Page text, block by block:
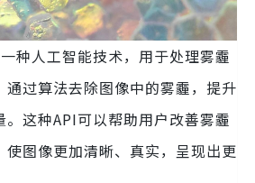
种人工智能技术，用于处理雾霾
通过算法去除图像中的雾霾，提升
。这种API可以帮助用户改善雾霾
使图像更加清晰、真实，呈现出更